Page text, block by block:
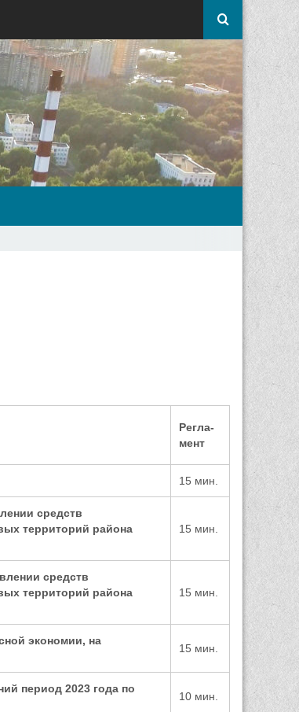
Регла-
мент
15 мин.
средств
территорий района
15 мин.
средств
территорий района
15 мин.
экономии, на
15 мин.
период 2023 года по
10 мин.